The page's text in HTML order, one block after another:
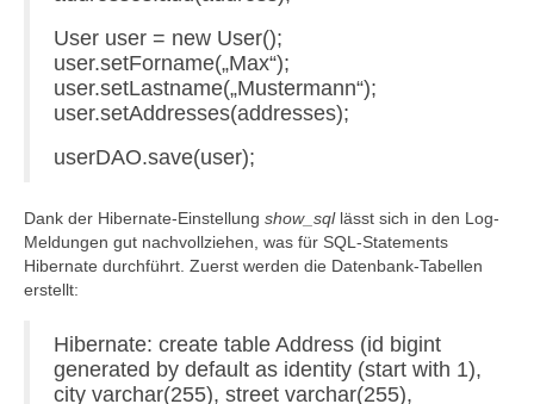
User user = new User();
user.setForname(„Max“);
user.setLastname(„Mustermann“);
user.setAddresses(addresses);
userDAO.save(user);
Dank der Hibernate-Einstellung show_sqllässt sich in den Log-
Meldungen gut nachvollziehen, was für SQL-Statements
Hibernate durchführt. Zuerst werden die Datenbank-Tabellen
erstellt:
Hibernate: create table Address (id bigint
generated by default as identity (start with 1),
city varchar(255), street varchar(255),